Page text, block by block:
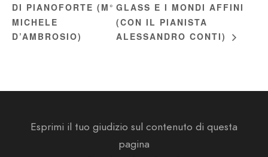
DI PIANOFORTE (M°
MICHELE
D’AMBROSIO)
GLASS E I MONDI AFFINI
(CON IL PIANISTA
ALESSANDRO CONTI)
Esprimi il tuo giudizio sul contenuto di questa
pagina